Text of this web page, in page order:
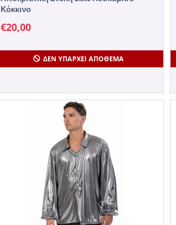
Κόκκινο
€20,00
ΔΕΝ ΥΠΆΡΧΕΙ ΑΠΌΘΕΜΑ